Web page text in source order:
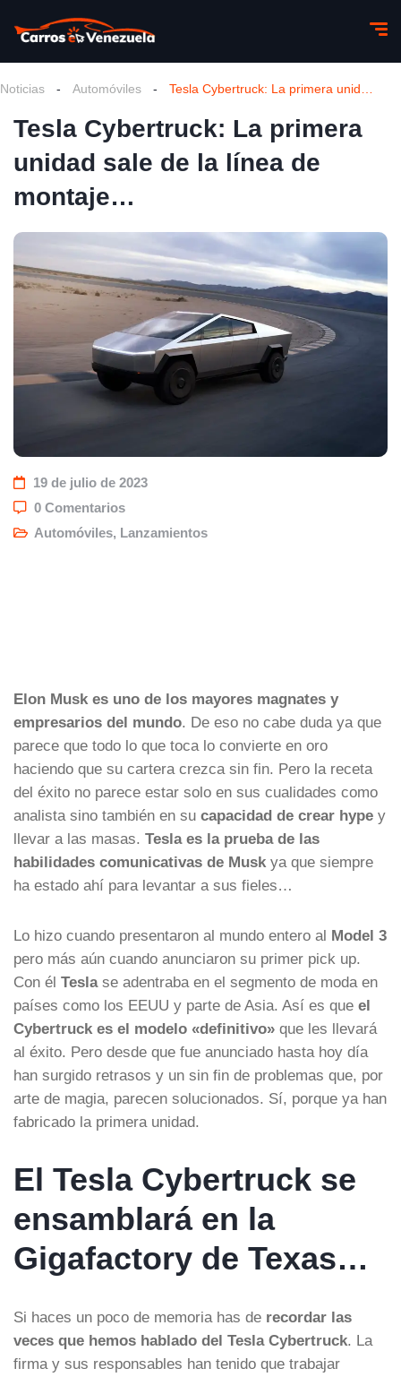
Noticias - Automóviles -
Tesla Cybertruck: La primera
unidad sale de la línea de
montaje…
19 de julio de 2023
0 Comentarios
Automóviles, Lanzamientos
Elon Musk es uno de los mayores magnates y
empresarios del mundo. De eso no cabe duda ya que
parece que todo lo que toca lo convierte en oro
haciendo que su cartera crezca sin fin. Pero la receta
del éxito no parece estar solo en sus cualidades como
analista sino también en su capacidad de crear hype y
llevar a las masas. Tesla es la prueba de las
habilidades comunicativas de Musk ya que siempre
ha estado ahí para levantar a sus fieles…
Lo hizo cuando presentaron al mundo entero al Model 3
pero más aún cuando anunciaron su primer pick up.
Con él Teslase adentraba en el segmento de moda en
países como los EEUU y parte de Asia. Así es que el
Cybertruck es el modelo «definitivo» que les llevará
al éxito. Pero desde que fue anunciado hasta hoy día
han surgido retrasos y un sin fin de problemas que, por
arte de magia, parecen solucionados. Sí, porque ya han
fabricado la primera unidad.
El Tesla Cybertruck se
ensamblará en la
Gigafactory de Texas…
Si haces un poco de memoria has de recordar las
veces que hemos hablado del Tesla Cybertruck. La
firma y sus responsables han tenido que trabajar